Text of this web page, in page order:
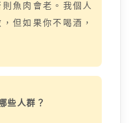
魚肉會老。我個人
但如果你不喝酒，
些人群？